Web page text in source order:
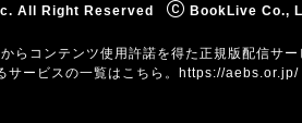
All Right Reserved BookLive Co.,
らコンテンツ使用許諾を得た正規版配信サ
ービスの一覧はこちら。 https://aebs.or.jp/